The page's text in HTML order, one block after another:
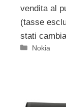
vendita al
(tasse
stati
Categorie
Nokia